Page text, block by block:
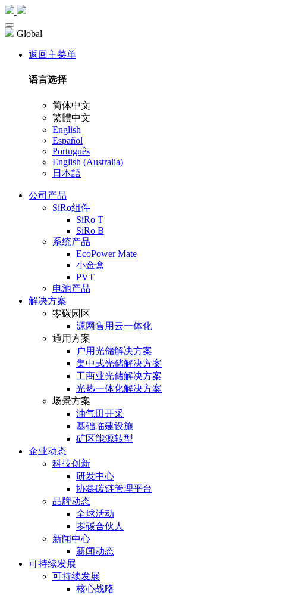
Global
返回主菜单
语言选择
简体中文
繁體中文
English
Español
Português
English (Australia)
日本語
公司产品
SiRo组件
SiRo T
SiRo B
系统产品
EcoPower Mate
小金盒
PVT
电池产品
解决方案
零碳园区
源网售用云一体化
通用方案
户⽤光储解决⽅案
集中式光储解决⽅案
⼯商业光储解决⽅案
光热⼀体化解决⽅案
场景方案
油气田开采
基础临建设施
矿区能源转型
企业动态
科技创新
研发中心
协鑫碳链管理平台
品牌动态
全球活动
零碳合伙人
新闻中心
新闻动态
可持续发展
可持续发展
核心战略